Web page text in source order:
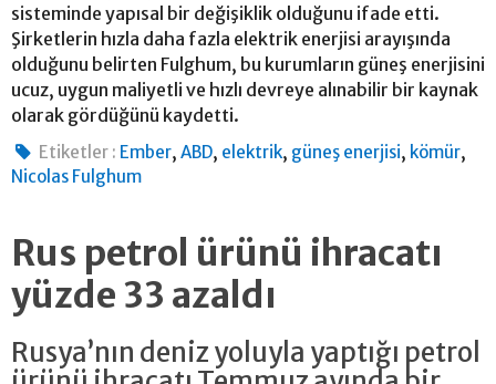
sisteminde yapısal bir değişiklik olduğunu ifade etti.
Şirketlerin hızla daha fazla elektrik enerjisi arayışında
olduğunu belirten Fulghum, bu kurumların güneş enerjisini
ucuz, uygun maliyetli ve hızlı devreye alınabilir bir kaynak
olarak gördüğünü kaydetti.
Etiketler : Ember,ABD, elektrik, güneş enerjisi, kömür,
Nicolas Fulghum
Rus petrol ürünü ihracatı
yüzde 33 azaldı
Rusya’nın deniz yoluyla yaptığı petrol